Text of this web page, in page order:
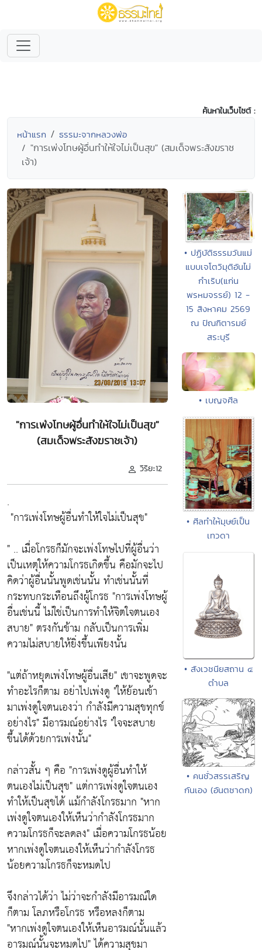
ค้นหาในเว็บไซต์ :
หน้าแรก ธรรมะจากหลวงพ่อ
"การเพ่งโทษผู้อื่นทำให้ใจไม่เป็นสุข" (สมเด็จพระสังฆราช
เจ้า)
"การเพ่งโทษผู้อื่นทำให้ใจไม่เป็นสุข"
(สมเด็จพระสังฆราชเจ้า)
วิริยะ12
.
"การเพ่งโทษผู้อื่นทำให้ใจไม่เป็นสุข"
" .. เมื่อโกรธก็มักจะเพ่งโทษไปที่ผู้อื่นว่า
เป็นเหตุให้ความโกรธเกิดขึ้น คือมักจะไป
คิดว่าผู้อื่นนั้นพูดเช่นนั้น ทำเช่นนั้นที่
กระทบกระเทือนถึงผู้โกรธ "การเพ่งโทษผู้
อื่นเช่นนี้ ไม่ใช่เป็นการทำให้จิตใจตนเอง
สบาย"ตรงกันข้าม กลับเป็นการเพิ่ม
ความไม่สบายให้ยิ่งขึ้นเพียงนั้น
"แต่ถ้าหยุดเพ่งโทษผู้อื่นเสีย" เขาจะพูดจะ
ทำอะไรก็ตาม อย่าไปเพ่งดู "ให้ย้อนเข้า
มาเพ่งดูใจตนเองว่า กำลังมีความสุขทุกข์
อย่างไร"มีอารมณ์อย่างไร "ใจจะสบาย
ขึ้นได้ด้วยการเพ่งนั้น"
กล่าวสั้น ๆ คือ "การเพ่งดูผู้อื่นทำให้
ตนเองไม่เป็นสุข" แต่การเพ่งดูใจตนเอง
ทำให้เป็นสุขได้ แม้กำลังโกรธมาก "หาก
เพ่งดูใจตนเองให้เห็นว่ากำลังโกรธมาก
ความโกรธก็จะลดลง" เมื่อความโกรธน้อย
หากเพ่งดูใจตนเองให้เห็นว่ากำลังโกรธ
น้อยความโกรธก็จะหมดไป
จึงกล่าวได้ว่า ไม่ว่าจะกำลังมีอารมณ์ใด
ก็ตาม โลภหรือโกรธ หรือหลงก็ตาม
"หากเพ่งดูใจตนเองให้เห็นอารมณ์นั้นแล้ว
อารมณ์นั้นจะหมดไป"ได้ความสุขมา
• ปฏิบัติธรรมวันแม่
แบบเจโตวิมุติอันไม่
กำเริบ(แก่น
พรหมจรรย์) 12 -
15 สิงหาคม 2569
ณ ปัณฑิตารมย์
สระบุรี
• เบญจศีล
• ศีลทำให้มุษย์เป็น
เทวดา
• สังเวชนียสถาน ๔
ตำบล
• คนชั่วสรรเสริญ
กันเอง (อันตชาดก)